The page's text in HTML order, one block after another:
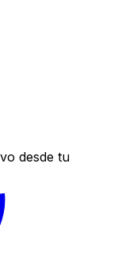
desde tu